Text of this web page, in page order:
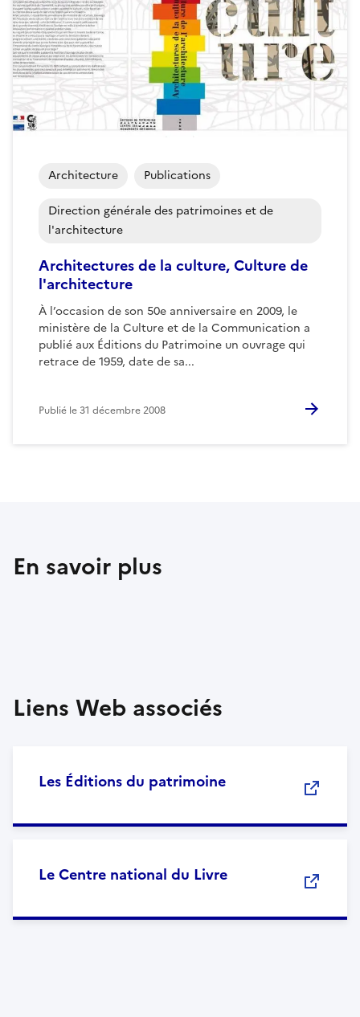
Architectures de la culture, Culture de
l'architecture
À l’occasion de son 50e anniversaire en 2009, le
ministère de la Culture et de la Communication a
publié aux Éditions du Patrimoine un ouvrage qui
retrace de 1959, date de sa...
Architecture Publications
Direction générale des patrimoines et de
l'architecture
Publié le31 décembre 2008
En savoir plus
Liens Web associés
Les Éditions du patrimoine
Le Centre national du Livre